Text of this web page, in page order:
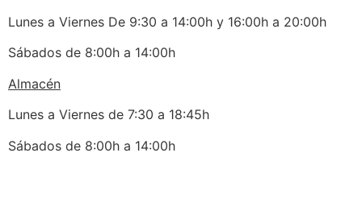
Lunes a Viernes De 9:30 a 14:00h y 16:00h a 20:00h
Sábados de 8:00h a 14:00h
Almacén
Lunes a Viernes de 7:30 a 18:45h
Sábados de 8:00h a 14:00h